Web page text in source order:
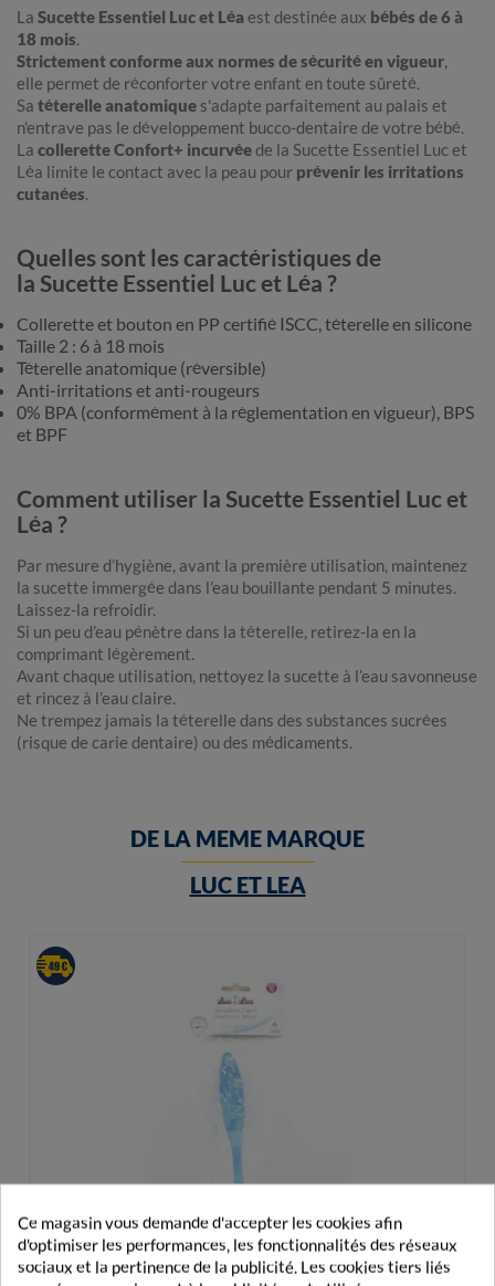
La Sucette Essentiel Luc et Léa est destinée aux bébés de 6 à
18 mois.
Strictement conforme aux normes de sécurité en vigueur,
elle permet de réconforter votre enfant en toute sûreté.
Sa téterelle anatomique s'adapte parfaitement au palais et
n'entrave pas le développement bucco-dentaire de votre bébé.
La collerette Confort+ incurvéede la Sucette Essentiel Luc et
Léa limite le contact avec la peau pour prévenir les irritations
cutanées.
Quelles sont les caractéristiques de
la Sucette Essentiel Luc et Léa ?
Collerette et bouton en PP certifié ISCC, téterelle en silicone
Taille 2 : 6 à 18 mois
Téterelle anatomique (réversible)
Anti-irritations et anti-rougeurs
0% BPA (conformément à la réglementation en vigueur), BPS
et BPF
Comment utiliser la Sucette Essentiel Luc et
Léa ?
Par mesure d’hygiène, avant la première utilisation, maintenez
la sucette immergée dans l’eau bouillante pendant 5 minutes.
Laissez-la refroidir.
Si un peu d’eau pénètre dans la téterelle, retirez-la en la
comprimant légèrement.
Avant chaque utilisation, nettoyez la sucette à l’eau savonneuse
et rincez à l’eau claire.
Ne trempez jamais la téterelle dans des substances sucrées
(risque de carie dentaire) ou des médicaments.
DE LA MEME MARQUE
LUC ET LEA
Ce magasin vous demande d'accepter les cookies afin
d'optimiser les performances, les fonctionnalités des réseaux
sociaux et la pertinence de la publicité. Les cookies tiers liés